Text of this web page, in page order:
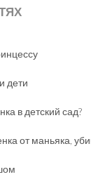
дети
в детский сад?
от маньяка,